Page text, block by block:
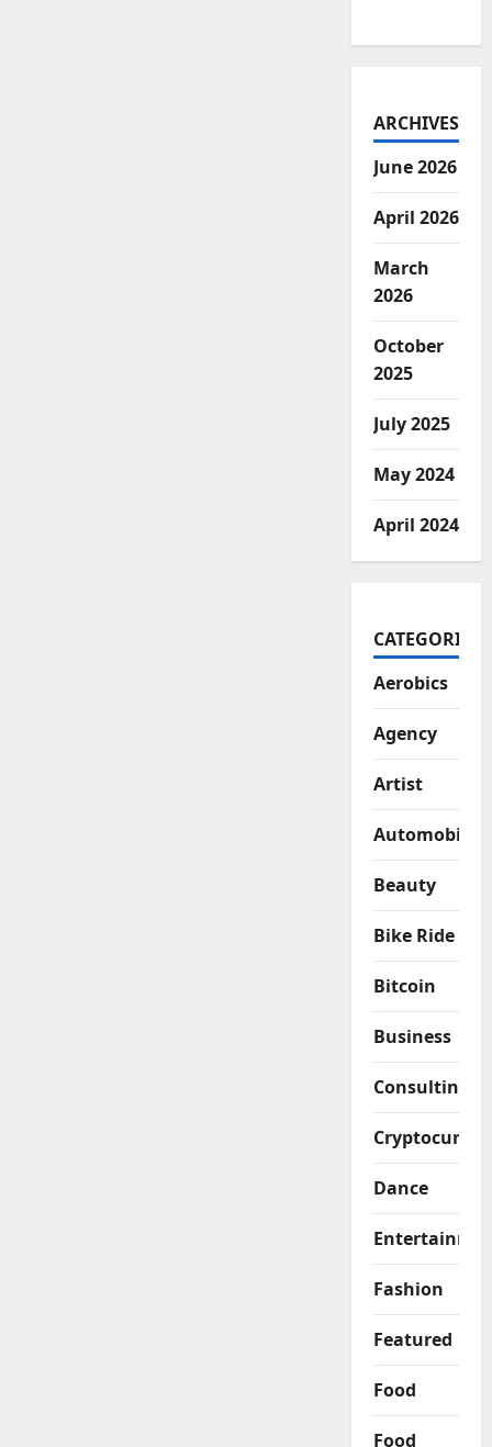
ARCHIVES
June 2026
April 2026
March
2026
October
2025
July 2025
May 2024
April 2024
CATEGORIES
Aerobics
Agency
Artist
Automobiles
Beauty
Bike Ride
Bitcoin
Business
Consulting
Dance
Fashion
Featured
Food
Food